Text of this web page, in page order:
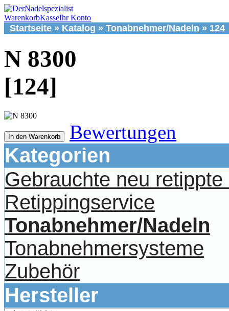
WarenkorbKasseIhr Konto
Startseite » Katalog » Tonabnehmer/Nadeln » 124
N 8300
[124]
In den Warenkorb Bewertungen
Kategorien
Gebrauchte neu
Retippingservice
Tonabnehmer/Nadeln
Tonabnehmersysteme
Zubehör
Hersteller